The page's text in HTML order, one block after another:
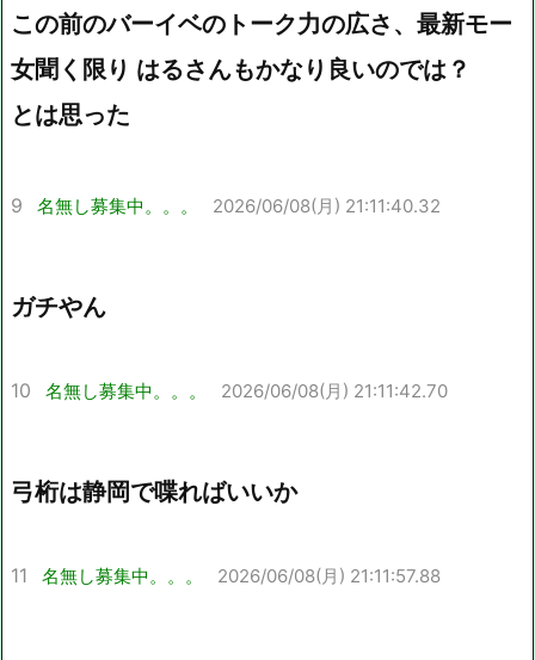
この前のバーイベのトーク力の広さ、最新モー
女聞く限り はるさんもかなり良いのでは？
とは思った
9 名無し募集中。。。 2026/06/08(月) 21:11:40.32
ガチやん
10 名無し募集中。。。 2026/06/08(月) 21:11:42.70
弓桁は静岡で喋ればいいか
11 名無し募集中。。。 2026/06/08(月) 21:11:57.88